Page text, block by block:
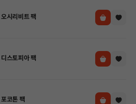
시리비트 팩
스토피아 팩
코톤 팩